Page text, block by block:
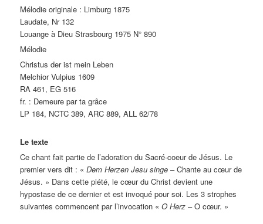
Mélodie originale : Limburg 1875
Laudate, Nr 132
Louange à Dieu Strasbourg 1975 N° 890
Mélodie
Christus der ist mein Leben
Melchior Vulpius 1609
RA 461, EG 516
fr. : Demeure par ta grâce
LP 184, NCTC 389, ARC 889, ALL 62/78
Le texte
Ce chant fait partie de l’adoration du Sacré-coeur de Jésus. Le
premier vers dit : «Dem Herzen Jesu singe – Chante au cœur de
Jésus. » Dans cette piété, le cœur du Christ devient une
hypostase de ce dernier et est invoqué pour soi. Les 3 strophes
suivantes commencent par l’invocation «O Herz – O cœur. »